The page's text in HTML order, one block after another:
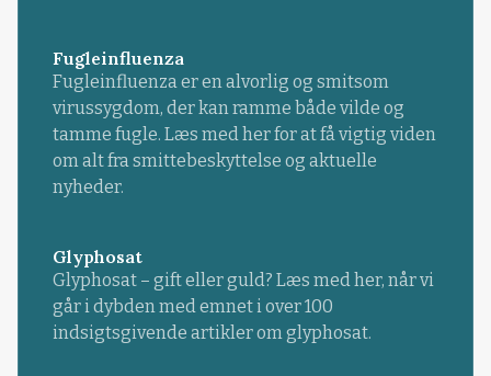
Fugleinfluenza
Fugleinfluenza er en alvorlig og smitsom
virussygdom, der kan ramme både vilde og
tamme fugle. Læs med her for at få vigtig viden
om alt fra smittebeskyttelse og aktuelle
nyheder.
Glyphosat
Glyphosat – gift eller guld? Læs med her, når vi
går i dybden med emnet i over 100
indsigtsgivende artikler om glyphosat.